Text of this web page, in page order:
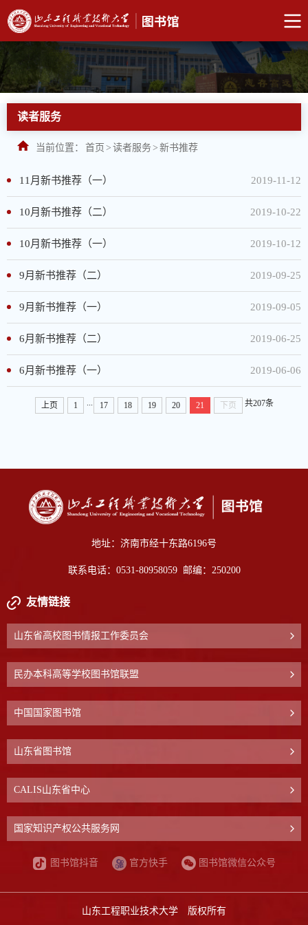
读者服务
当前位置： 首页 > 读者服务> 新书推荐
2019-11-12
11月新书推荐（一）
2019-10-22
10月新书推荐（二）
2019-10-12
10月新书推荐（一）
2019-09-25
9月新书推荐（二）
2019-09-05
9月新书推荐（一）
2019-06-25
6月新书推荐（二）
2019-06-06
6月新书推荐（一）
上页 1 ... 17 18 19 20 21 下页 共207条
地址：济南市经十东路6196号
联系电话：0531-80958059 邮编：250200
友情链接
山东省高校图书情报工作委员会
民办本科高等学校图书馆联盟
中国国家图书馆
山东省图书馆
CALIS山东省中心
国家知识产权公共服务网
图书馆抖音 官方快手 图书馆微信公众号
山东工程职业技术大学 版权所有